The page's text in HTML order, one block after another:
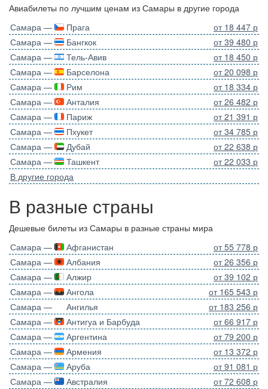
Авиабилеты по лучшим ценам из Самары в другие города
Самара —
Прага
от 18 447 р
Самара —
Бангкок
от 39 480 р
Самара —
Тель-Авив
от 18 450 р
Самара —
Барселона
от 20 098 р
Самара —
Рим
от 18 334 р
Самара —
Анталия
от 26 482 р
Самара —
Париж
от 21 391 р
Самара —
Пхукет
от 34 785 р
Самара —
Дубай
от 22 638 р
Самара —
Ташкент
от 22 033 р
В другие города
В разные страны
Дешевые билеты из Самары в разные страны мира
Самара —
Афганистан
от 55 778 р
Самара —
Албания
от 26 356 р
Самара —
Алжир
от 39 102 р
Самара —
Ангола
от 165 543 р
Самара —
Ангилья
от 183 256 р
Самара —
Антигуа и Барбуда
от 66 917 р
Самара —
Аргентина
от 79 200 р
Самара —
Армения
от 13 372 р
Самара —
Аруба
от 91 081 р
Самара —
Австралия
от 72 608 р